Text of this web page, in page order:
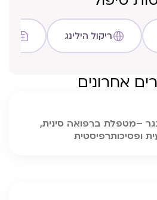
ריקול הילינג
אחרונים
–מטפלת ברפואה סינית,
ופסיכותרפיסטית